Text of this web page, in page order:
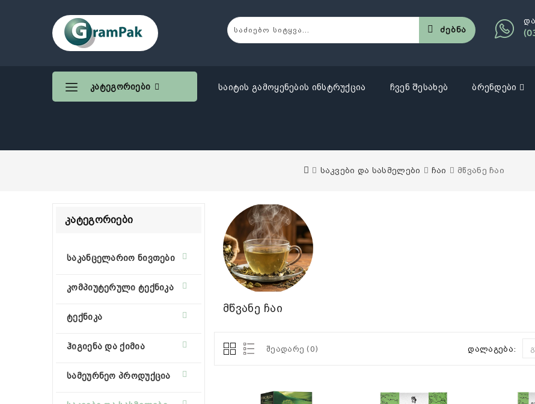
Ძებნა
Კატეგორიები საიტის გამოყენების ინსტრუქცია ჩვენ შესახებ ბრენდები
საკვები და სასმელები ჩაი მწვანე ჩაი
Კატეგორიები
საკანცელარიო ნივთები
კომპიუტერული ტექნიკა
ტექნიკა
ჰიგიენა და ქიმია
სამეურნეო პროდუქცია
მწვანე ჩაი
შეადარე (0) დალაგება: